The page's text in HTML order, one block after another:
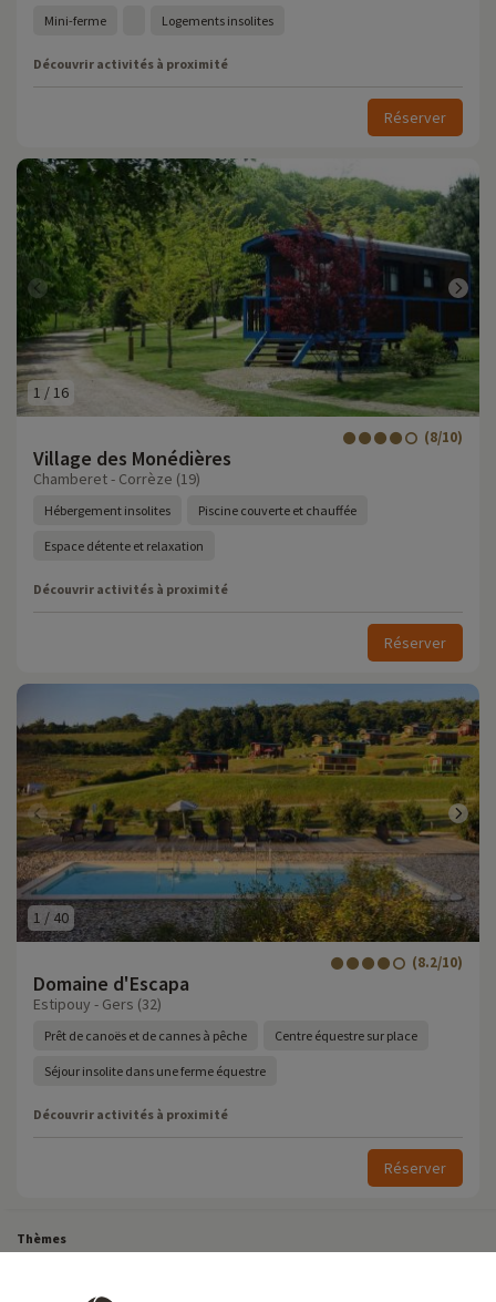
Mini-ferme Logements insolites
Découvrir activités à proximité
Réserver
1 / 16
Village des Monédières
(8/10)
Chamberet - Corrèze (19)
Hébergement insolites Piscine couverte et chauffée
Espace détente et relaxation
Découvrir activités à proximité
Réserver
1 / 40
Domaine d'Escapa
(8.2/10)
Estipouy - Gers (32)
Prêt de canoës et de cannes à pêche Centre équestre sur place
Séjour insolite dans une ferme équestre
Découvrir activités à proximité
Réserver
Thèmes
Court séjour de dernière minute